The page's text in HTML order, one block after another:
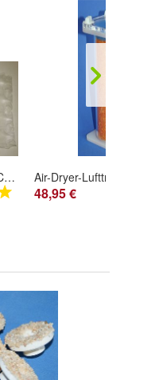
Luftpolsterkissen Airplus® Cushion 400mmX(250mm)2-40m , Füllmaterial Folie
48,95 €